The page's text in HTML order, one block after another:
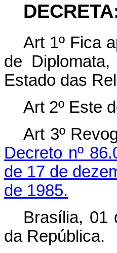
Art 1º Fica
de
Estado das
Art 2º Este
Art 3º
Decreto nº
de 17 de
de 1985.
Brasília, 01
da República.